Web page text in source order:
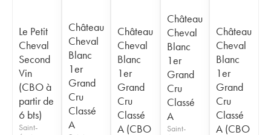
Le Petit
Cheval
Second
Vin
(CBO à
partir de
6 bts)
Saint-
Château
Cheval
Blanc
1er
Grand
Cru
Classé
A
Château
Cheval
Blanc
1er
Grand
Cru
Classé
A (CBO
Château
Cheval
Blanc
1er
Grand
Cru
Classé
A
Saint-
Château
Cheval
Blanc
1er
Grand
Cru
Classé
A (CBO